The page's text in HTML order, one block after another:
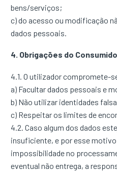
bens/serviços;
c) do acesso ou modificação
dados pessoais.
4. Obrigações do
4.1. O utilizador compromete-
a) Facultar dados pessoais e
b) Não utilizar identidades
c) Respeitar os limites de
4.2. Caso algum dos dados
insuficiente, e por esse
impossibilidade no
eventual não entrega, a